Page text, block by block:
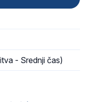
- Srednji čas)